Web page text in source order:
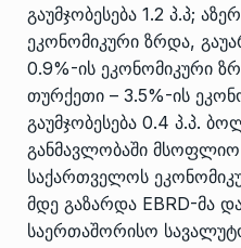
გაუმჯობესება 1.2 პ.პ;
ეკონომიკური ზრდა,
0.9%-ის ეკონომიკური
თურქეთი – 3.5%-ის
გაუმჯობესება 0.4 პ.პ.
განმავლობაში მსოფლიო
საქართველოს
მდე გაზარდა EBRD-მა
საერთაშორისო